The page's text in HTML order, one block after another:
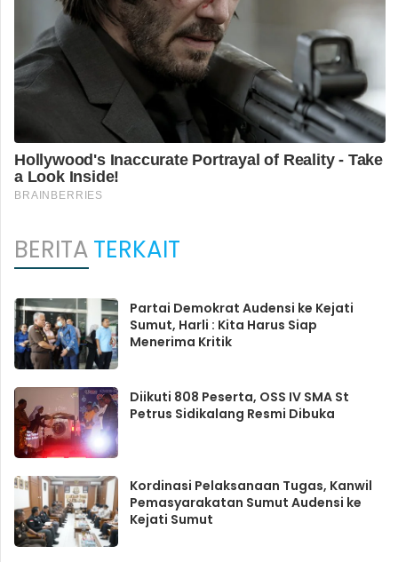
BERITATERKAIT
Partai Demokrat Audensi ke Kejati
Sumut, Harli : Kita Harus Siap
Menerima Kritik
Diikuti 808 Peserta, OSS IV SMA St
Petrus Sidikalang Resmi Dibuka
Kordinasi Pelaksanaan Tugas, Kanwil
Pemasyarakatan Sumut Audensi ke
Kejati Sumut